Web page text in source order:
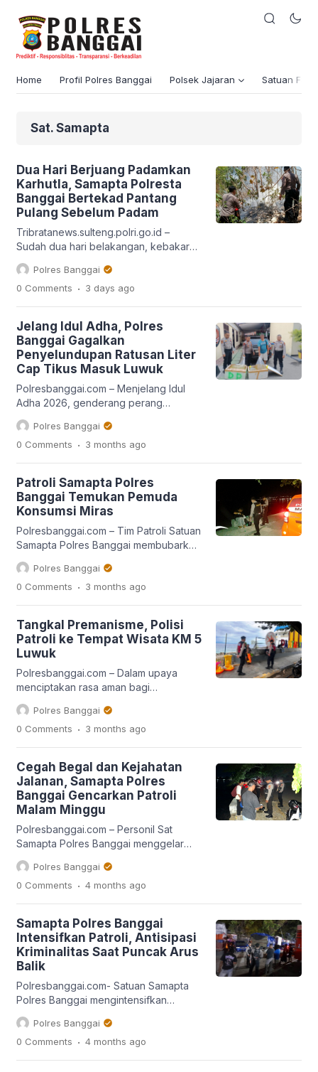
Home Profil Polres Banggai Polsek Jajaran Satuan
Sat. Samapta
Dua Hari Berjuang Padamkan
Karhutla, Samapta Polresta
Banggai Bertekad Pantang
Pulang Sebelum Padam
Tribratanews.sulteng.polri.go.id –
Sudah dua hari belakangan, kebakaran
hutan dan lahan (Karhutla) melanda
Kabupaten Banggai. Tepatnya di Desa
Huhak, Kecamatan Pagimana. Tim
lahan yang melanda pegunungan
Huhak sejak Minggu malam (2/8/2026).
Upaya petugas dalam melakukan
pemadaman kebakaran lahan pun tidak
mudah. Terlebih, lahan yang terbakar
merupakan vegetasi yang […]
Polres Banggai
0 Comments . 3 days ago
Jelang Idul Adha, Polres
Banggai Gagalkan
Penyelundupan Ratusan Liter
Cap Tikus Masuk Luwuk
Polresbanggai.com – Menjelang Idul
Adha 2026, genderang perang
terhadap Minuman Keras (Miras) terus
ditabuh Kepolisian Resor Banggai
(Polres Banggai) dan jajaran. Kasat
Wita mendapatkan laporan informai
dari masyarakat bahwa ada mobil yang
mengangkut Miras jenis cap tikus dari
Kecamatan Bunta menuju Kota Luwuk.
[…]
Polres Banggai
0 Comments . 3 months ago
Patroli Samapta Polres
Banggai Temukan Pemuda
Konsumsi Miras
Polresbanggai.com – Tim Patroli Satuan
Samapta Polres Banggai membubarkan
dua pemuda asik mengkonsumsi miras
pada Minggu (17/5/2026) malam.
Kedua pemuda pesta miras tersebut
Kecamatan Luwuk, Kabupaten Banggai.
Saat diperiksa petugas mendapati satu
botol minuman keras yang disalin
kedalam botol air minum kemasan. Para
pemuda itu pun […]
Polres Banggai
0 Comments . 3 months ago
Tangkal Premanisme, Polisi
Patroli ke Tempat Wisata KM 5
Luwuk
Polresbanggai.com – Dalam upaya
menciptakan rasa aman bagi
masyarakat dan wisatawan, jajaran
Polres Banggai di bawah pimpinan
Kapolres AKBP Wayan Wayracana
unggulan di wilayah Kota Luwuk. Patroli
ini dilakukan sebagai langkah preventif
untuk mencegah aksi premanisme,
pungutan liar, serta tindak kriminal
lainnya yang berpotensi mengganggu
[…]
Polres Banggai
0 Comments . 3 months ago
Cegah Begal dan Kejahatan
Jalanan, Samapta Polres
Banggai Gencarkan Patroli
Malam Minggu
Polresbanggai.com – Personil Sat
Samapta Polres Banggai menggelar
patroli malam hari dalam rangka cipta
kondisi guna mencegah aksi begal dan
guantibmas serta kejahatan jalanan di
AKP Jimyarto Anasim, SH,
menyebutkan bahwa patroli yang
dilakukan itu menyasar lokasi-lokasi
yang menjadi tempat berkumpulnya
para remaja. “Patroli ini […]
Polres Banggai
0 Comments . 4 months ago
Samapta Polres Banggai
Intensifkan Patroli, Antisipasi
Kriminalitas Saat Puncak Arus
Balik
Polresbanggai.com- Satuan Samapta
Polres Banggai mengintensifkan
kegiatan patroli kota presisi dan
preventif guna mencegah kriminalitas,
konflik sosial, serta gangguan
Polres Banggai
0 Comments . 4 months ago